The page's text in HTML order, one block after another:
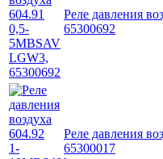
Реле давления
65300692
Реле давления
65300017